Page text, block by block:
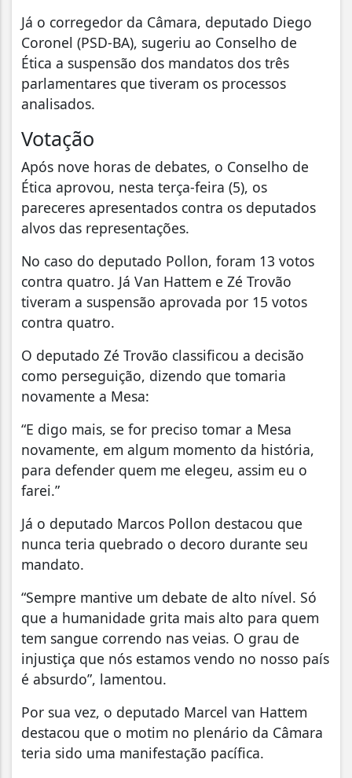
Já o corregedor da Câmara, deputado Diego
Coronel (PSD-BA), sugeriu ao Conselho de
Ética a suspensão dos mandatos dos três
parlamentares que tiveram os processos
analisados.
Votação
Após nove horas de debates, o Conselho de
Ética aprovou, nesta terça-feira (5), os
pareceres apresentados contra os deputados
alvos das representações.
No caso do deputado Pollon, foram 13 votos
contra quatro. Já Van Hattem e Zé Trovão
tiveram a suspensão aprovada por 15 votos
contra quatro.
O deputado Zé Trovão classificou a decisão
como perseguição, dizendo que tomaria
novamente a Mesa:
“E digo mais, se for preciso tomar a Mesa
novamente, em algum momento da história,
para defender quem me elegeu, assim eu o
farei.”
Já o deputado Marcos Pollon destacou que
nunca teria quebrado o decoro durante seu
mandato.
“Sempre mantive um debate de alto nível. Só
que a humanidade grita mais alto para quem
tem sangue correndo nas veias. O grau de
injustiça que nós estamos vendo no nosso país
é absurdo”, lamentou.
Por sua vez, o deputado Marcel van Hattem
destacou que o motim no plenário da Câmara
teria sido uma manifestação pacífica.